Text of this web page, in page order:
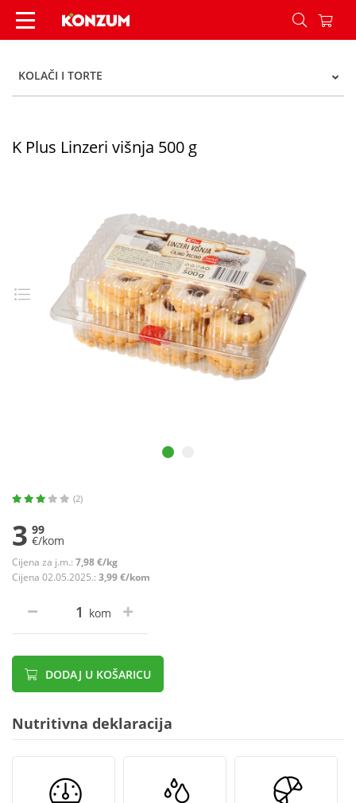
K Plus Linzeri višnja 500 g - Konzum
KOLAČI I TORTE
K Plus Linzeri višnja 500 g
(2)
3 99
€/kom
Cijena za j.m.: 7,98 €/kg
Cijena 02.05.2025.: 3,99 €/kom
kom
DODAJ U KOŠARICU
Nutritivna deklaracija